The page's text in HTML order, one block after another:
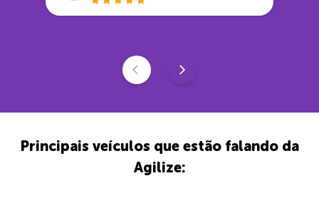
Principais veículos que estão falando da
Agilize: